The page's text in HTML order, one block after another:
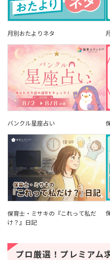
月別おたよりネタ
バンクル星座占い
保育士・ミサキの『これって私だ
け？』日記
プロ厳選！プレミアム